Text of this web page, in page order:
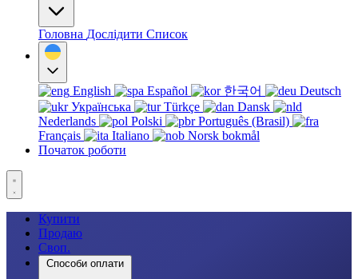
Головна Дослідити Список
English Español 한국어
Deutsch
Українська
Türkçe
Dansk
Nederlands
Polski
Português (Brasil)
Français
Italiano
Norsk bokmål
Початок роботи
Купити
Продаю
Своп.
Способи оплати